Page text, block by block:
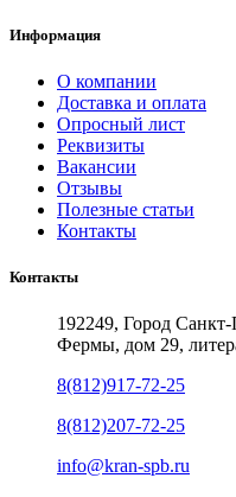
Информация
О компании
Доставка и оплата
Опросный лист
Реквизиты
Вакансии
Отзывы
Полезные статьи
Контакты
Контакты
192249, Город
Фермы, дом 29,
8(812)917-72-25
8(812)207-72-25
info@kran-spb.ru